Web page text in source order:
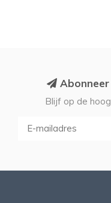
Abonneer
Blijf op de